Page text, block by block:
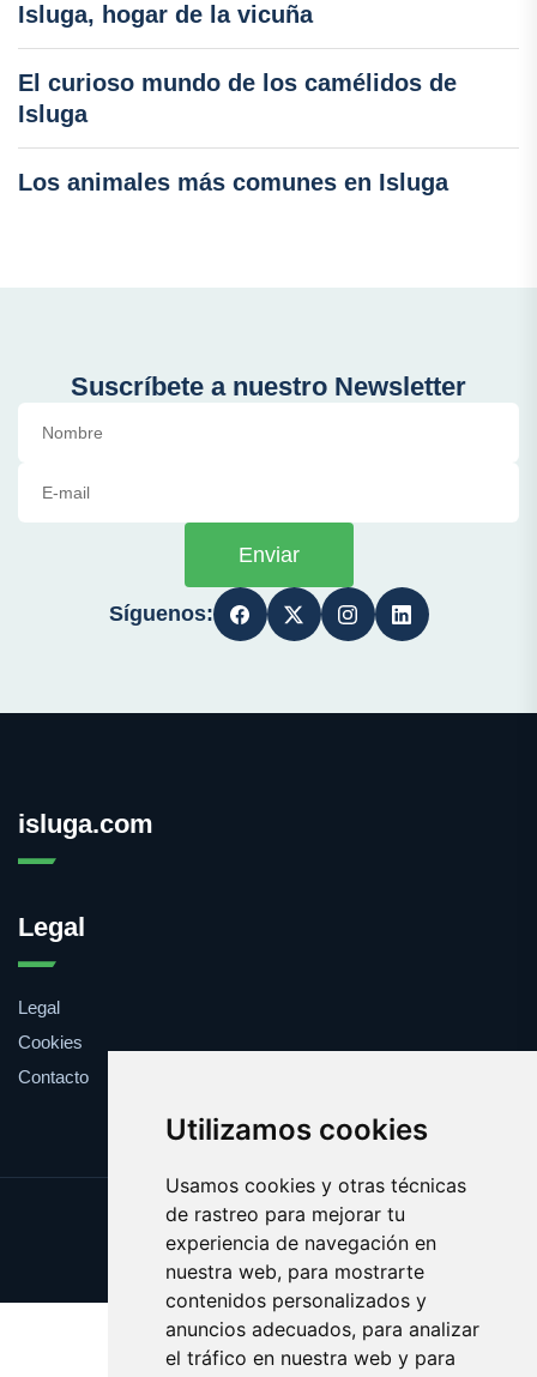
Utilizamos cookies
Usamos cookies y otras técnicas
de rastreo para mejorar tu
experiencia de navegación en
nuestra web, para mostrarte
contenidos personalizados y
anuncios adecuados, para analizar
el tráfico en nuestra web y para
Isluga, hogar de la vicuña
El curioso mundo de los camélidos de
Isluga
Los animales más comunes en Isluga
Suscríbete a nuestro Newsletter
Enviar
Síguenos:
isluga.com
Legal
Legal
Cookies
Contacto
Update cookies preferences
Copyright © 2025 isluga.com